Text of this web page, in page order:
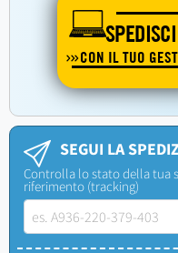
SPEDISCI
CON IL TUO
SEGUI LA
Controlla lo stato della tua
riferimento (tracking)